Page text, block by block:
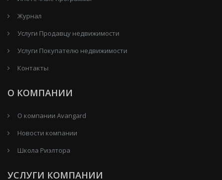
Журнал
Услуги Продавцу недвижимости
Услуги Покупателю недвижимости
Контакты
О КОМПАНИИ
О компании Avangard
Новости компании
Школа Риэлтора
УСЛУГИ КОМПАНИИ